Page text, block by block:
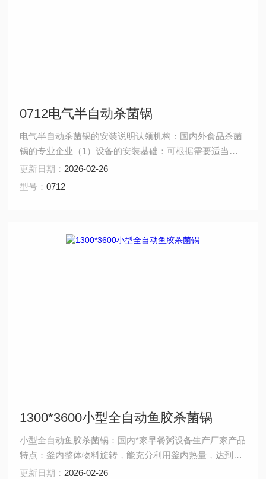
0712电气半自动杀菌锅
电气半自动杀菌锅的安装说明认领机构：国内外食品杀菌
锅的专业企业（1）设备的安装基础：可根据需要适当降
低安装地面，使轨车和高度和地面平衡，便于推车推进锅
内。 （2）按图纸所示在锅上装妥安全阀，设备出厂前已
更新日期： 2026-02-26
型号：0712
1300*3600小型全自动鱼胶杀菌锅
小型全自动鱼胶杀菌锅：国内*家早餐粥设备生产厂家产品
特点：釜内整体物料旋转，能充分利用釜内热量，达到釜
内*，快速准确灭菌，此杀菌釜特别适用于包装物中固体比
更新日期： 2026-02-26